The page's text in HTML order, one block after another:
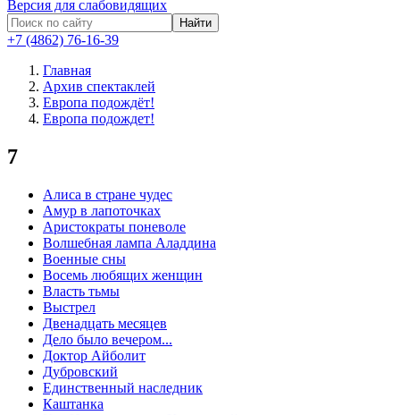
Версия для слабовидящих
Найти
+7 (4862) 76-16-39
Главная
Архив спектаклей
Европа подождёт!
Европа подождет!
7
Алиса в стране чудес
Амур в лапоточках
Аристократы поневоле
Волшебная лампа Аладдина
Военные сны
Восемь любящих женщин
Власть тьмы
Выстрел
Двенадцать месяцев
Дело было вечером...
Доктор Айболит
Дубровский
Единственный наследник
Каштанка